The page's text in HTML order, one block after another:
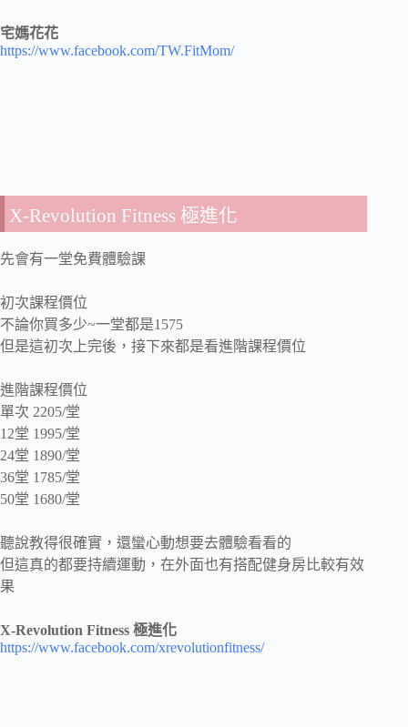
宅媽花花
https://www.facebook.com/TW.FitMom/
X-Revolution Fitness 極進化
先會有一堂免費體驗課
初次課程價位
不論你買多少~一堂都是1575
但是這初次上完後，接下來都是看進階課程價位
進階課程價位
單次 2205/堂
12堂 1995/堂
24堂 1890/堂
36堂 1785/堂
50堂 1680/堂
聽說教得很確實，還蠻心動想要去體驗看看的
但這真的都要持續運動，在外面也有搭配健身房比較有效
果
X-Revolution Fitness 極進化
https://www.facebook.com/xrevolutionfitness/